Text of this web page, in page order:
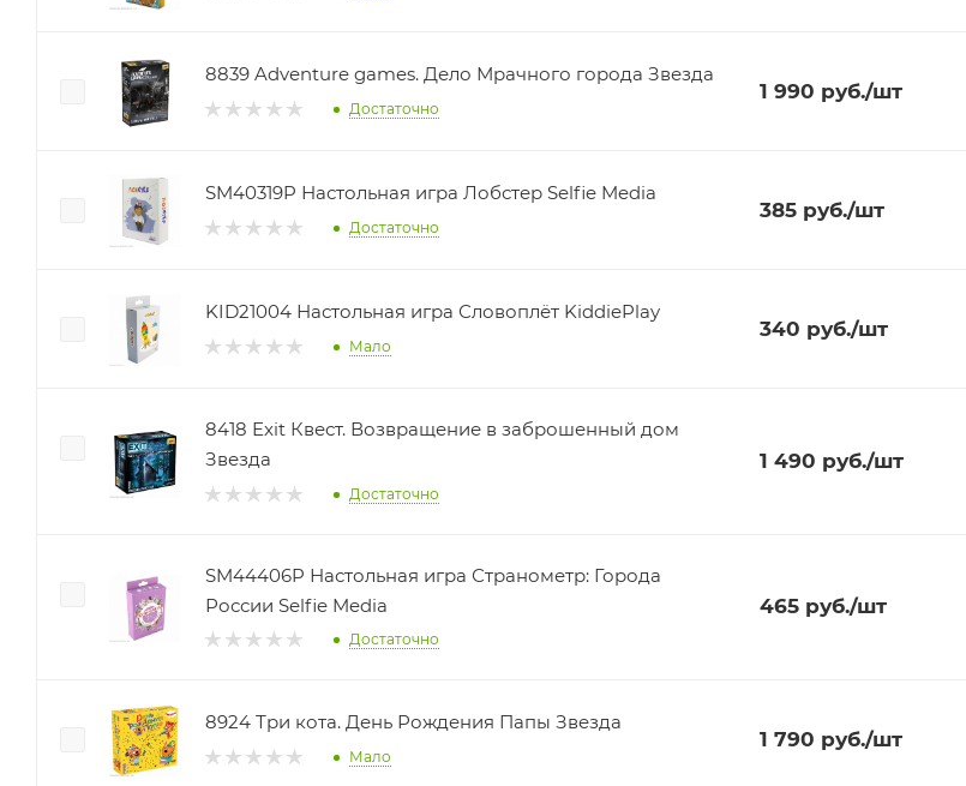
8839 Adventure games. Дело Мрачного города Звезда
Достаточно
1 990 руб./шт
SM40319P Настольная игра Лобстер Selfie Media
Достаточно
385руб./шт
KID21004 Настольная игра Словоплёт KiddiePlay
Мало
340 руб./шт
8418 Exit Квест. Возвращение в заброшенный дом
Звезда
Достаточно
1 490 руб./шт
SM44406P Настольная игра Странометр: Города
России Selfie Media
Достаточно
465руб./шт
8924 Три кота. День Рождения Папы Звезда
Мало
1 790 руб./шт